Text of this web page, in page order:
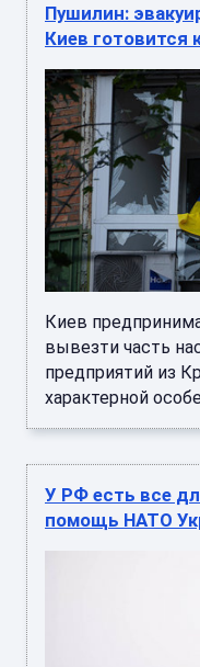
Пушилин:
Киев готовится
Киев
вывезти часть
предприятий из
характерной
У РФ есть все
помощь НАТО